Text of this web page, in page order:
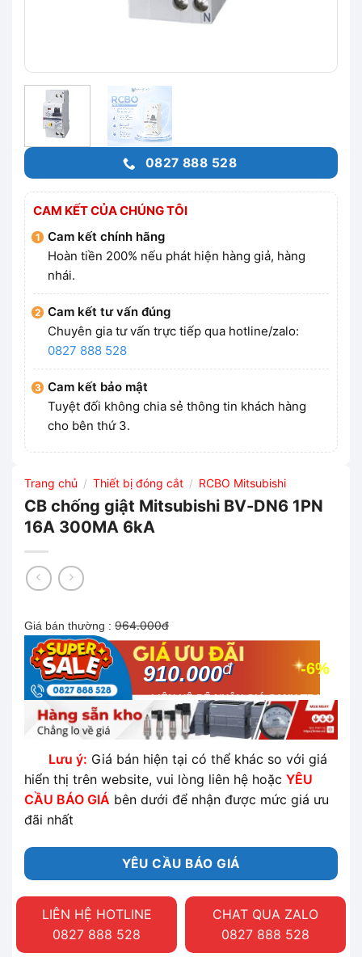
0827 888 528
CAM KẾT CỦA CHÚNG TÔI
Cam kết chính hãng
Hoàn tiền 200% nếu phát hiện hàng giả, hàng
nhái.
Cam kết tư vấn đúng
Chuyên gia tư vấn trực tiếp qua hotline/zalo:
0827 888 528
Cam kết bảo mật
Tuyệt đối không chia sẻ thông tin khách hàng
cho bên thứ 3.
Trang chủ / Thiết bị đóng cắt / RCBO Mitsubishi
CB chống giật Mitsubishi BV-DN6 1PN
16A 300MA 6kA
Giá bán thường : 964.000đ
-6%
910.000đ
LIÊN HỆ ĐỂ NHẬN GIÁ CẠNH TRANH
NHẤT THỊ TRƯỜNG
Lưu ý: Giá bán hiện tại có thể khác so với giá
hiển thị trên website, vui lòng liên hệ hoặc YÊU
CẦU BÁO GIÁ bên dưới để nhận được mức giá ưu
đãi nhất
YÊU CẦU BÁO GIÁ
LIÊN HỆ HOTLINE
0827 888 528
CHAT QUA ZALO
0827 888 528